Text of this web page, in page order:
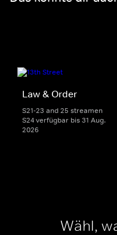
Law & Order
S21-23 and 25 streamen
S24 verfügbar bis 31 Aug.
2026
Wähl,